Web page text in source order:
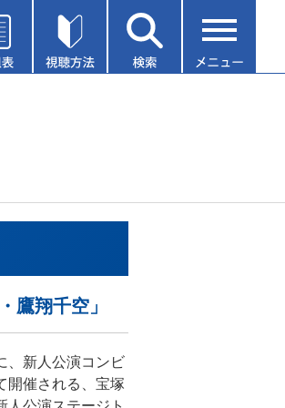
鷹翔千空」
、新人公演コンビ
開催される、宝塚